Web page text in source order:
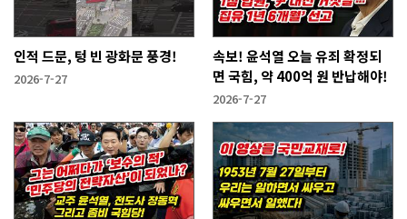
인적 드문, 텅 빈 광화문 풍경!
2026-7-27
속보! 윤석열 오늘 유죄 확정되
면 국힘, 약 400억 원 반납해야!
2026-7-27